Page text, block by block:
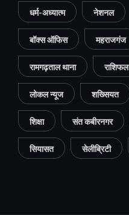
धर्म-अध्यात्म नेशनल
बॉक्स ऑफिस महराजगंज
रामगढ़ताल थाना राशिफल
लोकल न्यूज शख्सियत
शिक्षा संत कबीरनगर
सियासत सेलीब्रिटी